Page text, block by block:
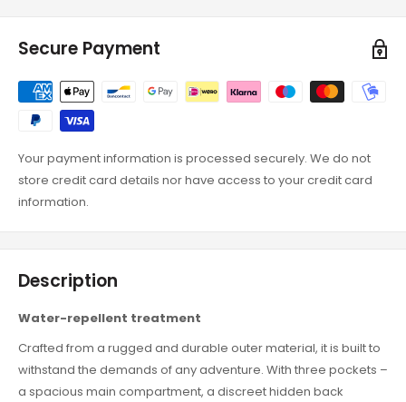
Secure Payment
Your payment information is processed securely. We do not
store credit card details nor have access to your credit card
information.
Description
Water-repellent treatment
Crafted from a rugged and durable outer material, it is built to
withstand the demands of any adventure. With three pockets –
a spacious main compartment, a discreet hidden back